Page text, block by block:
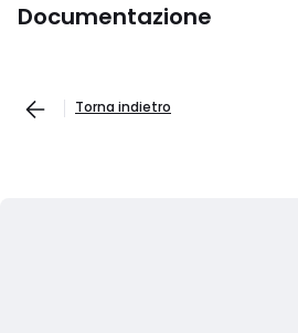
Documentazione
Torna indietro